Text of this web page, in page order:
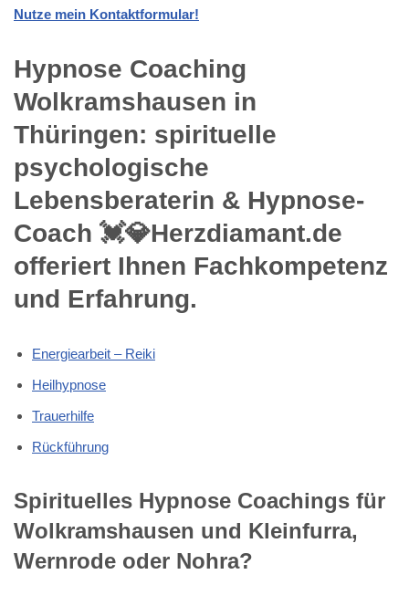
Nutze mein Kontaktformular!
Hypnose Coaching
Wolkramshausen in
Thüringen: spirituelle
psychologische
Lebensberaterin & Hypnose-
Coach 💓️💎Herzdiamant.de
offeriert Ihnen Fachkompetenz
und Erfahrung.
Energiearbeit – Reiki
Heilhypnose
Trauerhilfe
Rückführung
Spirituelles Hypnose Coachings für
Wolkramshausen und Kleinfurra,
Wernrode oder Nohra?